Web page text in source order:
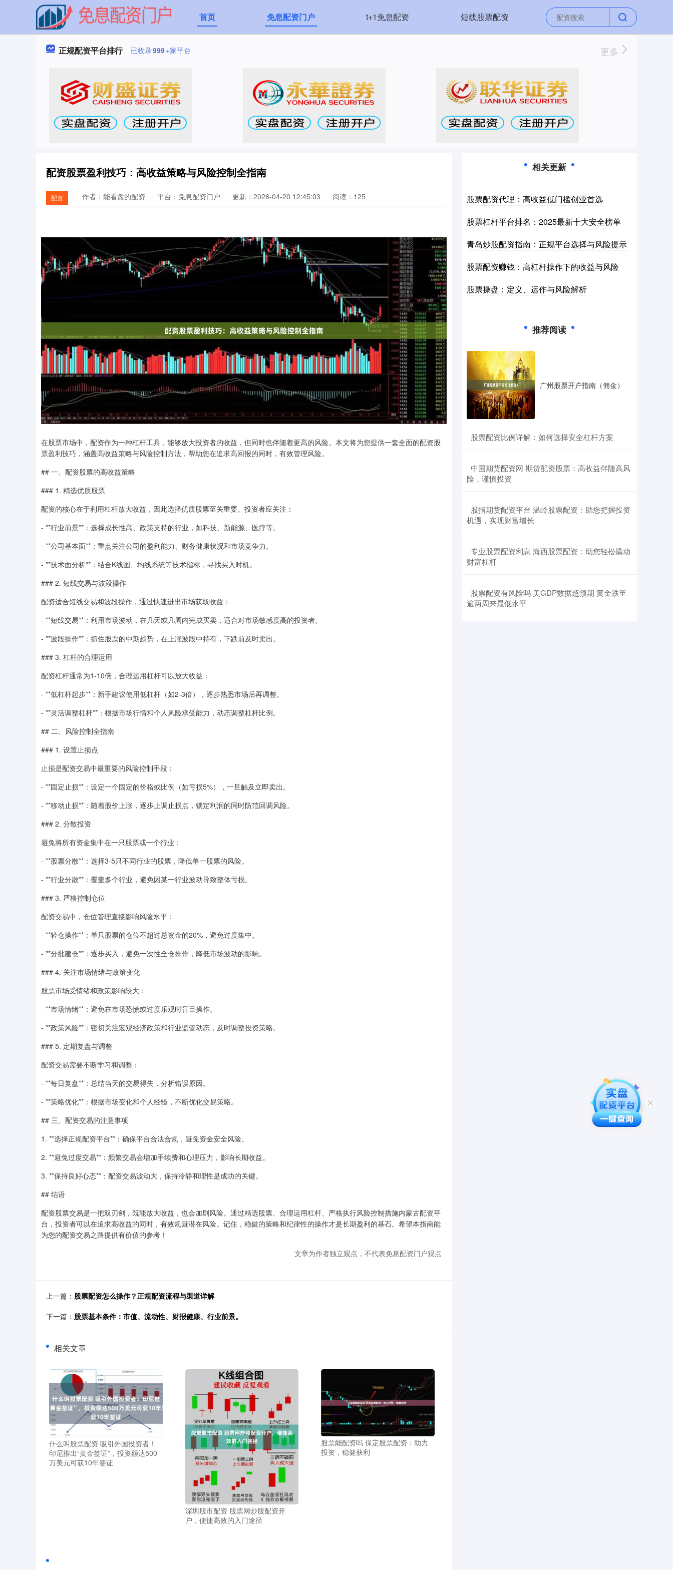
首页 免息配资门户 t+1免息配资 短线股票配资
正规配资平台排行 已收录999+家平台 更多
配资股票盈利技巧：高收益策略与风险控制全指南
配资 作者：能看盘的配资 平台：免息配资门户 更新：2026-04-20 12:45:03 阅读：125
在股票市场中，配资作为一种杠杆工具，能够放大投资者的收益，但同时也伴随着更高的风险。本文将为您提供一套全面的配资股
票盈利技巧，涵盖高收益策略与风险控制方法，帮助您在追求高回报的同时，有效管理风险。
## 一、配资股票的高收益策略
### 1. 精选优质股票
配资的核心在于利用杠杆放大收益，因此选择优质股票至关重要。投资者应关注：
- **行业前景**：选择成长性高、政策支持的行业，如科技、新能源、医疗等。
- **公司基本面**：重点关注公司的盈利能力、财务健康状况和市场竞争力。
- **技术面分析**：结合K线图、均线系统等技术指标，寻找买入时机。
### 2. 短线交易与波段操作
配资适合短线交易和波段操作，通过快速进出市场获取收益：
- **短线交易**：利用市场波动，在几天或几周内完成买卖，适合对市场敏感度高的投资者。
- **波段操作**：抓住股票的中期趋势，在上涨波段中持有，下跌前及时卖出。
### 3. 杠杆的合理运用
配资杠杆通常为1-10倍，合理运用杠杆可以放大收益：
- **低杠杆起步**：新手建议使用低杠杆（如2-3倍），逐步熟悉市场后再调整。
- **灵活调整杠杆**：根据市场行情和个人风险承受能力，动态调整杠杆比例。
## 二、风险控制全指南
### 1. 设置止损点
止损是配资交易中最重要的风险控制手段：
- **固定止损**：设定一个固定的价格或比例（如亏损5%），一旦触及立即卖出。
- **移动止损**：随着股价上涨，逐步上调止损点，锁定利润的同时防范回调风险。
### 2. 分散投资
避免将所有资金集中在一只股票或一个行业：
- **股票分散**：选择3-5只不同行业的股票，降低单一股票的风险。
- **行业分散**：覆盖多个行业，避免因某一行业波动导致整体亏损。
### 3. 严格控制仓位
配资交易中，仓位管理直接影响风险水平：
- **轻仓操作**：单只股票的仓位不超过总资金的20%，避免过度集中。
- **分批建仓**：逐步买入，避免一次性全仓操作，降低市场波动的影响。
### 4. 关注市场情绪与政策变化
股票市场受情绪和政策影响较大：
- **市场情绪**：避免在市场恐慌或过度乐观时盲目操作。
- **政策风险**：密切关注宏观经济政策和行业监管动态，及时调整投资策略。
### 5. 定期复盘与调整
配资交易需要不断学习和调整：
- **每日复盘**：总结当天的交易得失，分析错误原因。
- **策略优化**：根据市场变化和个人经验，不断优化交易策略。
## 三、配资交易的注意事项
1. **选择正规配资平台**：确保平台合法合规，避免资金安全风险。
2. **避免过度交易**：频繁交易会增加手续费和心理压力，影响长期收益。
3. **保持良好心态**：配资交易波动大，保持冷静和理性是成功的关键。
## 结语
配资股票交易是一把双刃剑，既能放大收益，也会加剧风险。通过精选股票、合理运用杠杆、严格执行风险控制措施内蒙古配资平
台，投资者可以在追求高收益的同时，有效规避潜在风险。记住，稳健的策略和纪律性的操作才是长期盈利的基石。希望本指南能
为您的配资交易之路提供有价值的参考！
文章为作者独立观点，不代表免息配资门户观点
上一篇： 股票配资怎么操作？正规配资流程与渠道详解
下一篇： 股票基本条件：市值、流动性、财报健康、行业前景。
相关文章
什么叫股票配资 吸引外国投资者！
印尼推出“黄金签证”，投资额达500
万美元可获10年签证
深圳股市配资 股票网炒股配资开
户，便捷高效的入门途径
股票能配资吗 保定股票配资：助力
投资，稳健获利
相关更新
股票配资代理：高收益低门槛创业首选
股票杠杆平台排名：2025最新十大安全榜单
青岛炒股配资指南：正规平台选择与风险提示
股票配资赚钱：高杠杆操作下的收益与风险
股票操盘：定义、运作与风险解析
推荐阅读
广州股票开户指南（佣金）
​股票配资比例详解：如何选择安全杠杆方案
​中国期货配资网 期货配资股票：高收益伴随高风
险，谨慎投资
​股指期货配资平台 温岭股票配资：助您把握投资
机遇，实现财富增长
​专业股票配资利息 海西股票配资：助您轻松撬动
财富杠杆
​股票配资有风险吗 美GDP数据超预期 黄金跌至
逾两周来最低水平